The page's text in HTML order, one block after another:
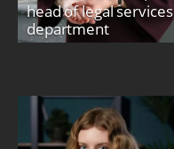
head of legal services
department